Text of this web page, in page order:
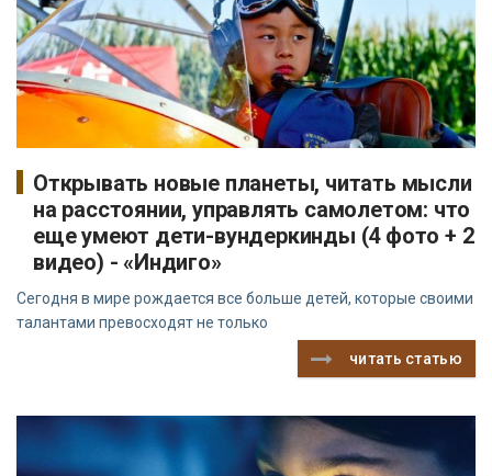
Открывать новые планеты, читать мысли
на расстоянии, управлять самолетом: что
еще умеют дети-вундеркинды (4 фото + 2
видео) - «Индиго»
Сегодня в мире рождается все больше детей, которые своими
талантами превосходят не только
читать статью